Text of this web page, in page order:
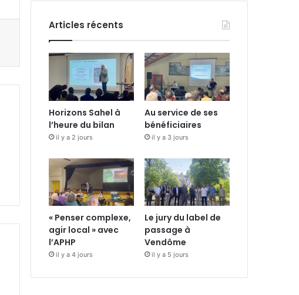
Articles récents
Horizons Sahel à
l’heure du bilan
il y a 2 jours
Au service de ses
bénéficiaires
il y a 3 jours
« Penser complexe,
agir local » avec
l’APHP
il y a 4 jours
Le jury du label de
passage à
Vendôme
il y a 5 jours